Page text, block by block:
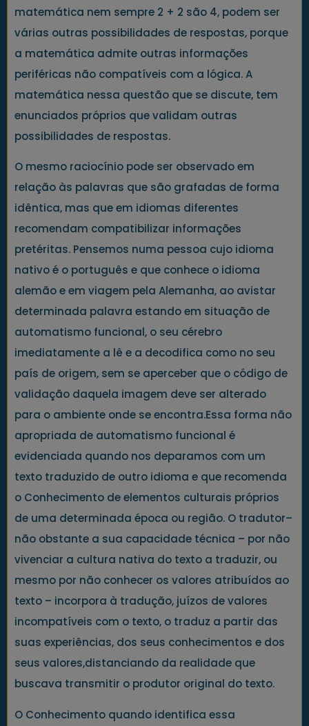
matemática nem sempre 2 + 2 são 4, podem ser
várias outras possibilidades de respostas, porque
a matemática admite outras informações
periféricas não compatíveis com a lógica. A
matemática nessa questão que se discute, tem
enunciados próprios que validam outras
possibilidades de respostas.
O mesmo raciocínio pode ser observado em
relação às palavras que são grafadas de forma
idêntica, mas que em idiomas diferentes
recomendam compatibilizar informações
pretéritas. Pensemos numa pessoa cujo idioma
nativo é o português e que conhece o idioma
alemão e em viagem pela Alemanha, ao avistar
determinada palavra estando em situação de
automatismo funcional, o seu cérebro
imediatamente a lê e a decodifica como no seu
país de origem, sem se aperceber que o código de
validação daquela imagem deve ser alterado
para o ambiente onde se encontra.Essa forma não
apropriada de automatismo funcional é
evidenciada quando nos deparamos com um
texto traduzido de outro idioma e que recomenda
o Conhecimento de elementos culturais próprios
de uma determinada época ou região. O tradutor–
não obstante a sua capacidade técnica – por não
vivenciar a cultura nativa do texto a traduzir, ou
mesmo por não conhecer os valores atribuídos ao
texto – incorpora à tradução, juízos de valores
incompatíveis com o texto, o traduz a partir das
suas experiências, dos seus conhecimentos e dos
seus valores,distanciando da realidade que
buscava transmitir o produtor original do texto.
O Conhecimento quando identifica essa